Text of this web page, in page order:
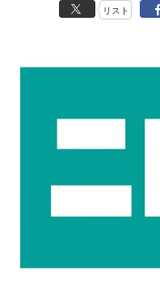
リスト